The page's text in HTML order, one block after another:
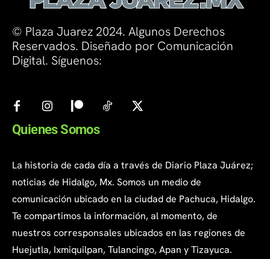
© Plaza Juarez 2024. Algunos Derechos
Reservados. Diseñado por Comunicación
Digital. Síguenos:
Quienes Somos
La historia de cada día a través de Diario Plaza Juárez;
noticias de Hidalgo, Mx. Somos un medio de
comunicación ubicado en la ciudad de Pachuca, Hidalgo.
Te compartimos la información, al momento, de
nuestros corresponsales ubicados en las regiones de
Huejutla, Ixmiquilpan, Tulancingo, Apan y Tizayuca.